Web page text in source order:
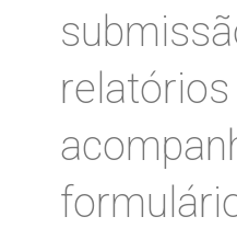
relatórios